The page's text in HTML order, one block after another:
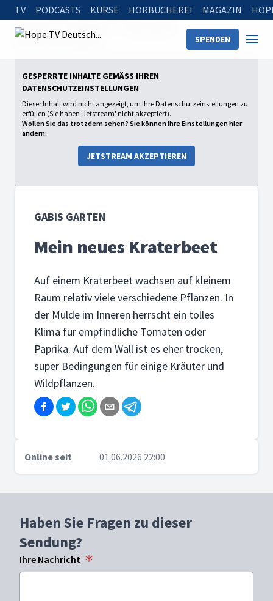
TV PODCASTS KURSE HÖRBÜCHEREI MAGAZIN
SPENDEN
Startseite
Mein neues Kraterbeet
GESPERRTE INHALTE GEMÄSS IHREN D
ATENSCHUTZEINSTELLUNGEN
Dieser Inhalt wird nicht angezeigt, um Ihre Datenschutzeinstellungen zu
erfüllen (Sie haben 'Jetstream' nicht akzeptiert).
Wollen Sie das trotzdem sehen? Sie können Ihre Einstellungen hier
ändern:
JETSTREAM AKZEPTIEREN
GABIS GARTEN
Mein neues Kraterbeet
Auf einem Kraterbeet wachsen auf kleinem
Raum relativ viele verschiedene Pflanzen. In
der Mulde im Inneren herrscht ein tolles
Klima für empfindliche Tomaten oder
Paprika. Auf dem Wall ist es eher trocken,
super Bedingungen für einige Kräuter und
Wildpflanzen.
Online seit 01.06.2026 22:00
Haben Sie Fragen zu dieser
Sendung?
Ihre Nachricht